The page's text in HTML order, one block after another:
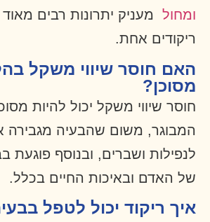
ומחול מעניק יתרונות רבים
ריקודים אחת.
האם חוסר שיווי משקל
מסוכן?
חוסר שיווי משקל יכול להיות
המבוגר, משום שהבעיה מגבירה
לנפילות ושברים, ובנוסף פוגעת
של האדם ובאיכות החיים בכלל.
איך ריקוד יכול לטפל